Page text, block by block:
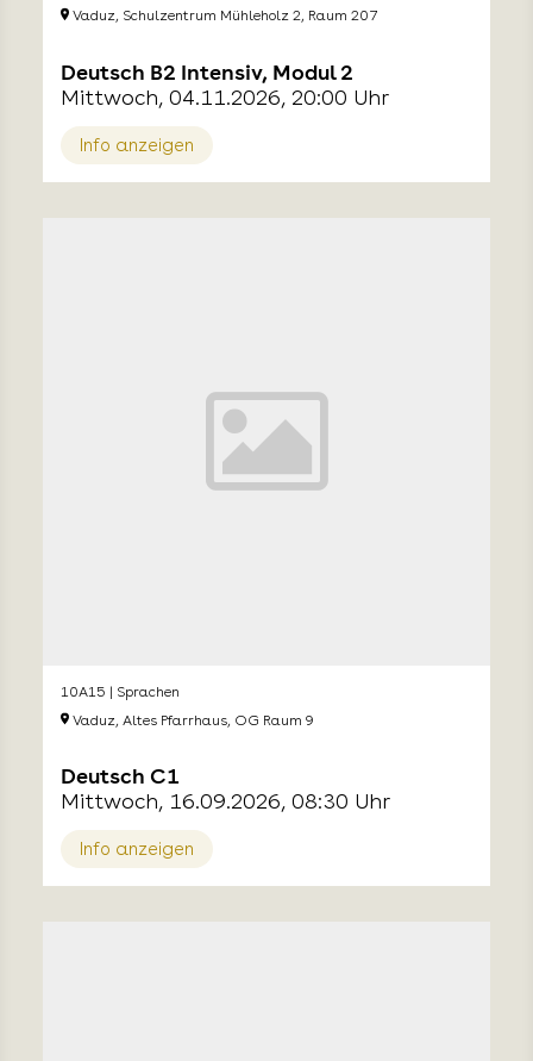
Vaduz, Schulzentrum Mühleholz 2, Raum 207
Deutsch B2 Intensiv, Modul 2
Mittwoch, 04.11.2026, 20:00 Uhr
Info anzeigen
10A15 | Sprachen
Vaduz, Altes Pfarrhaus, OG Raum 9
Deutsch C1
Mittwoch, 16.09.2026, 08:30 Uhr
Info anzeigen